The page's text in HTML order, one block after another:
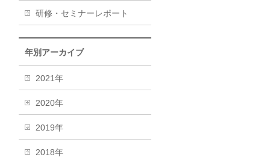
研修・セミナーレポート
年別アーカイブ
2021年
2020年
2019年
2018年